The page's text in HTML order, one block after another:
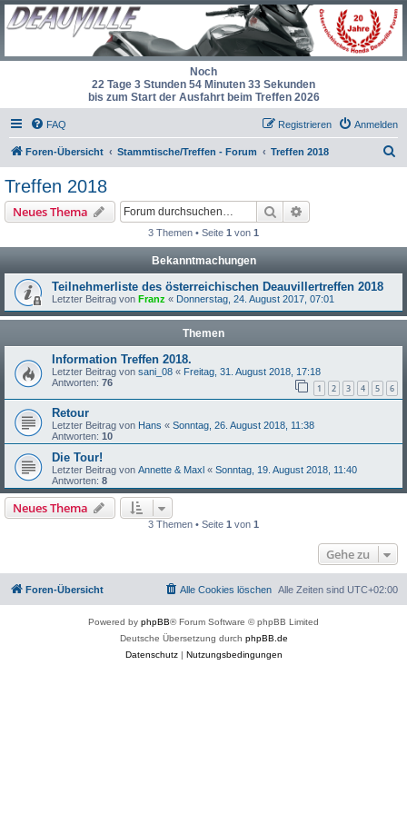
Noch
22 Tage 3 Stunden 54 Minuten 33 Sekunden
bis zum Start der Ausfahrt beim Treffen 2026
FAQ Anmelden
Registrieren
Foren-Übersicht Stammtische/Treffen - Forum Treffen 2018
Treffen 2018
Neues Thema Suche
3 Themen • Seite 1 von 1
Bekanntmachungen
Teilnehmerliste des österreichischen Deauvillertreffen 2018
Letzter Beitrag von Franz « Donnerstag, 24. August 2017, 07:01
Themen
Information Treffen 2018.
Letzter Beitrag von sani_08 « Freitag, 31. August 2018, 17:18
Antworten: 76 1 2 3 4 5 6
Retour
Letzter Beitrag von Hans « Sonntag, 26. August 2018, 11:38
Antworten: 10
Die Tour!
Letzter Beitrag von Annette & Maxl « Sonntag, 19. August 2018, 11:40
Antworten: 8
Neues Thema
3 Themen • Seite 1 von 1
Gehe zu
Foren-Übersicht Alle Zeiten sind UTC+02:00
Alle Cookies löschen
Powered by phpBB® Forum Software © phpBB Limited
Deutsche Übersetzung durch phpBB.de
Datenschutz| Nutzungsbedingungen